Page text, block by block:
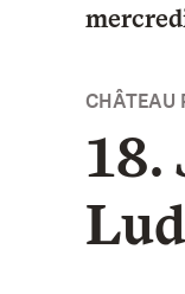
CHÂTEAU
18.